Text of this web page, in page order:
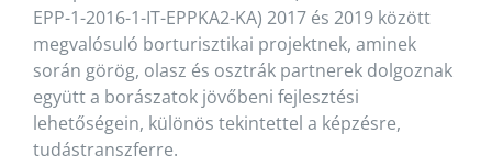
EPP-1-2016-1-IT-EPPKA2-KA) 2017 és 2019 között
megvalósuló borturisztikai projektnek, aminek
során görög, olasz és osztrák partnerek dolgoznak
együtt a borászatok jövőbeni fejlesztési
lehetőségein, különös tekintettel a képzésre,
tudástranszferre.